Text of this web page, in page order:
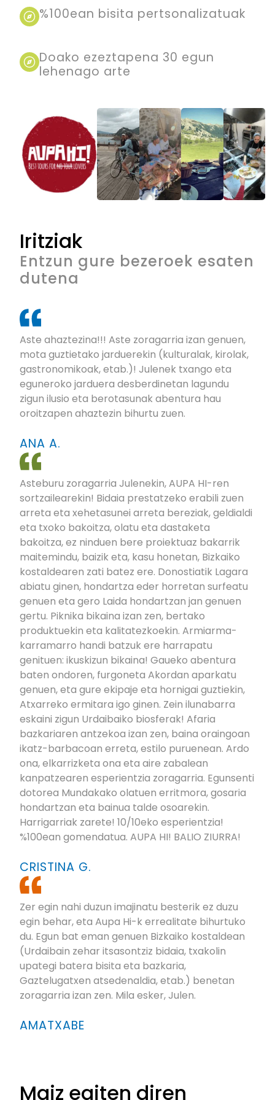
%100ean bisita pertsonalizatuak
Doako ezeztapena 30 egun
lehenago arte
Iritziak
Entzun gure bezeroek esaten
dutena
Aste ahaztezina!!! Aste zoragarria izan genuen,
mota guztietako jarduerekin (kulturalak, kirolak,
gastronomikoak, etab.)! Julenek txango eta
eguneroko jarduera desberdinetan lagundu
zigun ilusio eta berotasunak abentura hau
oroitzapen ahaztezin bihurtu zuen.
ANA A.
Asteburu zoragarria Julenekin, AUPA HI-ren
sortzailearekin! Bidaia prestatzeko erabili zuen
arreta eta xehetasunei arreta bereziak, geldialdi
eta txoko bakoitza, olatu eta dastaketa
bakoitza, ez ninduen bere proiektuaz bakarrik
maitemindu, baizik eta, kasu honetan, Bizkaiko
kostaldearen zati batez ere. Donostiatik Lagara
abiatu ginen, hondartza eder horretan surfeatu
genuen eta gero Laida hondartzan jan genuen
gertu. Piknika bikaina izan zen, bertako
produktuekin eta kalitatezkoekin. Armiarma-
karramarro handi batzuk ere harrapatu
genituen: ikuskizun bikaina! Gaueko abentura
baten ondoren, furgoneta Akordan aparkatu
genuen, eta gure ekipaje eta hornigai guztiekin,
Atxarreko ermitara igo ginen. Zein ilunabarra
eskaini zigun Urdaibaiko biosferak! Afaria
bazkariaren antzekoa izan zen, baina oraingoan
ikatz-barbacoan erreta, estilo puruenean. Ardo
ona, elkarrizketa ona eta aire zabalean
kanpatzearen esperientzia zoragarria. Egunsenti
dotorea Mundakako olatuen erritmora, gosaria
hondartzan eta bainua talde osoarekin.
Harrigarriak zarete! 10/10eko esperientzia!
%100ean gomendatua. AUPA HI! BALIO ZIURRA!
CRISTINA G.
Zer egin nahi duzun imajinatu besterik ez duzu
egin behar, eta Aupa Hi-k errealitate bihurtuko
du. Egun bat eman genuen Bizkaiko kostaldean
(Urdaibain zehar itsasontziz bidaia, txakolin
upategi batera bisita eta bazkaria,
Gaztelugatxen atsedenaldia, etab.) benetan
zoragarria izan zen. Mila esker, Julen.
AMATXABE
Maiz egiten diren